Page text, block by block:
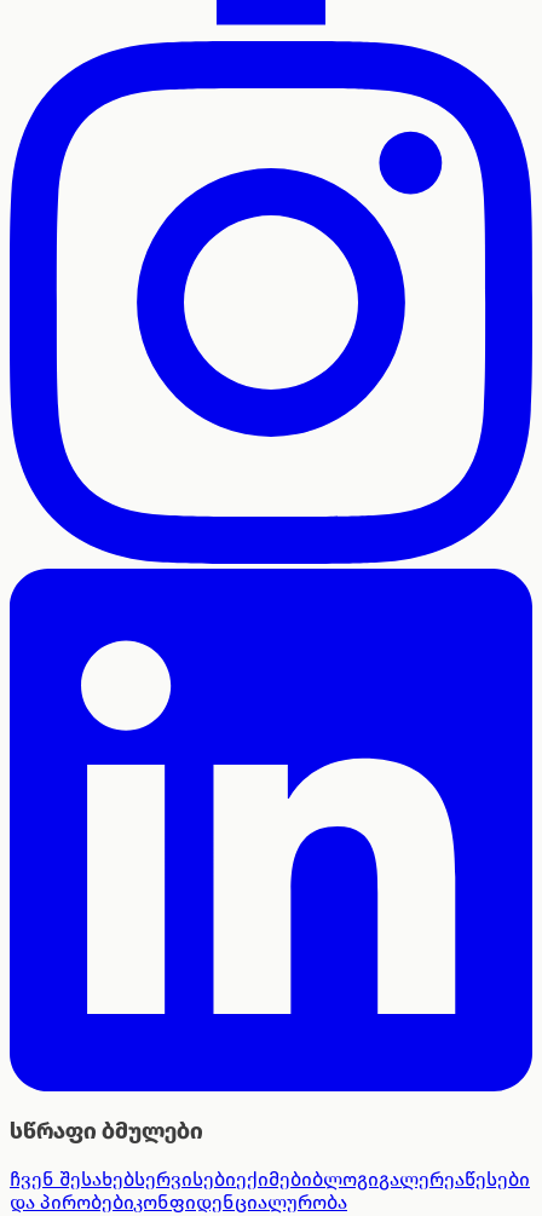
სწრაფი ბმულები
ჩვენ შესახებსერვისებიექიმებიბლოგიგალერეაწესები
და პირობებიკონფიდენციალურობა